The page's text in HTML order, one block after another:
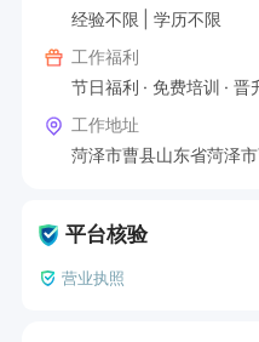
经验不限
学历不限
工作福利
节日福利
免费培训 晋
工作地址
菏泽市曹县山东省菏泽
平台核验
营业执照